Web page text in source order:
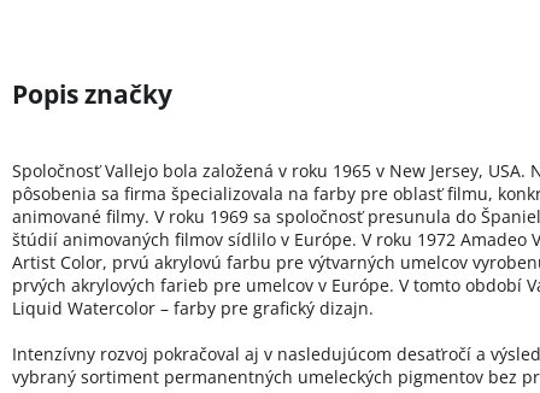
Spoločnosť Vallejo bola založená v roku 1965 v New Jersey, USA.
pôsobenia sa firma špecializovala na farby pre oblasť filmu,
animované filmy. V roku 1969 sa spoločnosť presunula do
štúdií animovaných filmov sídlilo v Európe. V roku 1972 Amadeo
Artist Color, prvú akrylovú farbu pre výtvarných umelcov
prvých akrylových farieb pre umelcov v Európe. V tomto období
Liquid Watercolor – farby pre grafický dizajn.
Intenzívny rozvoj pokračoval aj v nasledujúcom desaťročí a
vybraný sortiment permanentných umeleckých pigmentov bez